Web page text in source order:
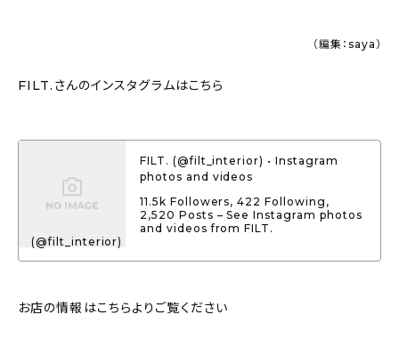
（編集：saya）
FILT.さんのインスタグラムはこちら
FILT. (@filt_interior) • Instagram
photos and videos
11.5k Followers, 422 Following,
2,520 Posts – See Instagram photos
and videos from FILT.
(@filt_interior)
お店の情報はこちらよりご覧ください